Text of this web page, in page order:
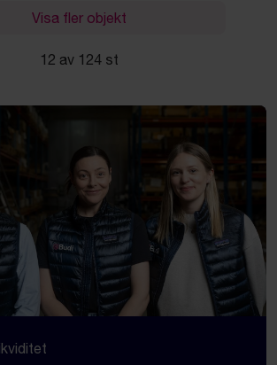
Visa fler objekt
12 av 124 st